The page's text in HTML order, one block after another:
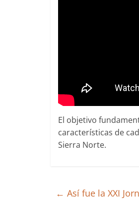
El objetivo
características de
Sierra Norte.
← Así fue la XXI